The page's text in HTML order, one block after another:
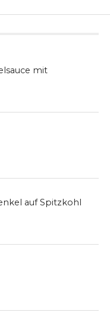
mit
auf Spitzkohl